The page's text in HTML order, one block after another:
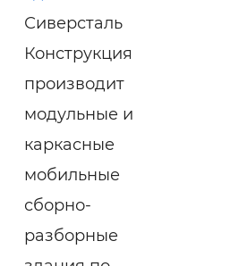
Сиверсталь
Конструкция
производит
модульные и
каркасные
мобильные
сборно-
разборные